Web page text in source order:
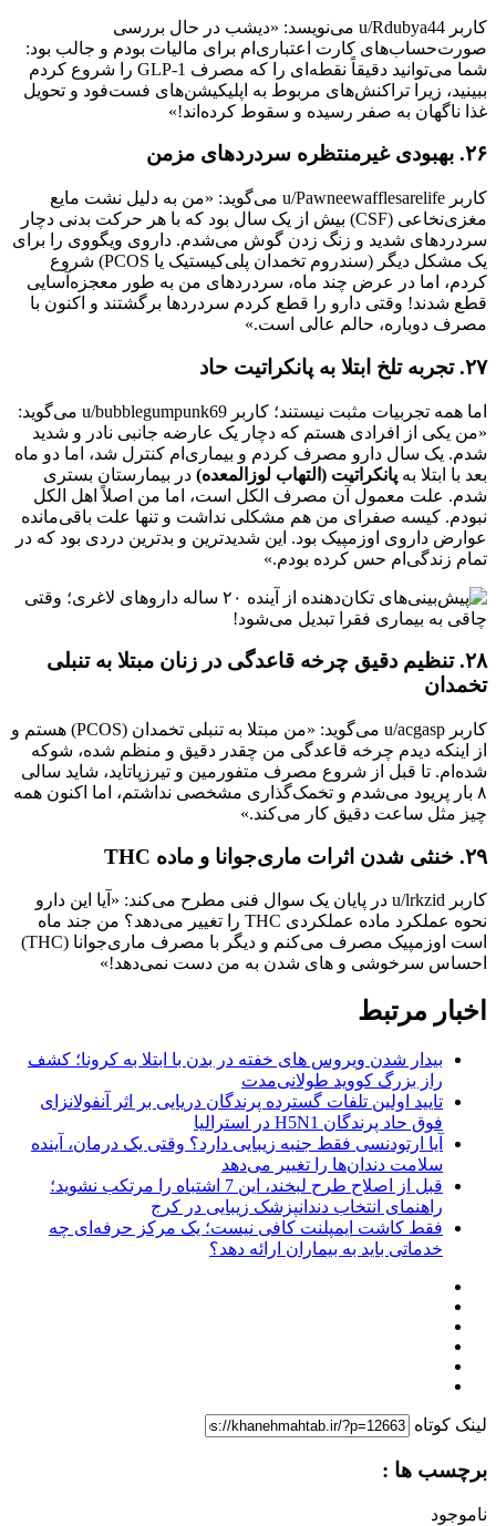
کاربر u/Rdubya44 می‌نویسد: «دیشب در حال بررسی
صورت‌حساب‌های کارت اعتباری‌ام برای مالیات بودم و جالب بود:
شما می‌توانید دقیقاً نقطه‌ای را که مصرف GLP-1 را شروع کردم
ببینید، زیرا تراکنش‌های مربوط به اپلیکیشن‌های فست‌فود و تحویل
غذا ناگهان به صفر رسیده و سقوط کرده‌اند!»
۲۶. بهبودی غیرمنتظره سردردهای مزمن
کاربر u/Pawneewafflesarelife می‌گوید: «من به دلیل نشت مایع
مغزی‌نخاعی (CSF) بیش از یک سال بود که با هر حرکت بدنی دچار
سردردهای شدید و زنگ زدن گوش می‌شدم. داروی ویگووی را برای
یک مشکل دیگر (سندروم تخمدان پلی‌کیستیک یا PCOS) شروع
کردم، اما در عرض چند ماه، سردردهای من به طور معجزه‌آسایی
قطع شدند! وقتی دارو را قطع کردم سردردها برگشتند و اکنون با
مصرف دوباره، حالم عالی است.»
۲۷. تجربه تلخ ابتلا به پانکراتیت حاد
اما همه تجربیات مثبت نیستند؛ کاربر u/bubblegumpunk69 می‌گوید:
«من یکی از افرادی هستم که دچار یک عارضه جانبی نادر و شدید
شدم. یک سال دارو مصرف کردم و بیماری‌ام کنترل شد، اما دو ماه
بعد با ابتلا به پانکراتیت (التهاب لوزالمعده) در بیمارستان بستری
شدم. علت معمول آن مصرف الکل است، اما من اصلاً اهل الکل
نبودم. کیسه صفرای من هم مشکلی نداشت و تنها علت باقی‌مانده
عوارض داروی اوزمپیک بود. این شدیدترین و بدترین دردی بود که در
تمام زندگی‌ام حس کرده بودم.»
۲۸. تنظیم دقیق چرخه قاعدگی در زنان مبتلا به تنبلی
تخمدان
کاربر u/acgasp می‌گوید: «من مبتلا به تنبلی تخمدان (PCOS) هستم و
از اینکه دیدم چرخه قاعدگی من چقدر دقیق و منظم شده، شوکه
شده‌ام. تا قبل از شروع مصرف متفورمین و تیرزپاتاید، شاید سالی
۸ بار پریود می‌شدم و تخمک‌گذاری مشخصی نداشتم، اما اکنون همه
چیز مثل ساعت دقیق کار می‌کند.»
۲۹. خنثی شدن اثرات ماری‌جوانا و ماده THC
کاربر u/lrkzid در پایان یک سوال فنی مطرح می‌کند: «آیا این دارو
نحوه عملکرد ماده عملکردی THC را تغییر می‌دهد؟ من جند ماه
است اوزمپیک مصرف می‌کنم و دیگر با مصرف ماری‌جوانا (THC)
احساس سرخوشی و های شدن به من دست نمی‌دهد!»
اخبار مرتبط
بیدار شدن ویروس‌ های خفته در بدن با ابتلا به کرونا؛ کشف
راز بزرگ کووید طولانی‌مدت
تایید اولین تلفات گسترده پرندگان دریایی بر اثر آنفولانزای
فوق حاد پرندگان H5N1 در استرالیا
آیا ارتودنسی فقط جنبه زیبایی دارد؟ وقتی یک درمان، آینده
سلامت دندان‌ها را تغییر می‌دهد
قبل از اصلاح طرح لبخند، این 7 اشتباه را مرتکب نشوید؛
راهنمای انتخاب دندانپزشک زیبایی در کرج
فقط کاشت ایمپلنت کافی نیست؛ یک مرکز حرفه‌ای چه
خدماتی باید به بیماران ارائه دهد؟
لینک کوتاه
برچسب ها :
ناموجود